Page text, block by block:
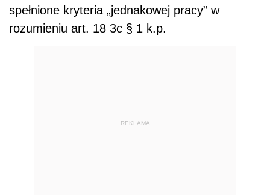
spełnione kryteria „jednakowej pracy” w
rozumieniu art. 18 3c § 1 k.p.
REKLAMA